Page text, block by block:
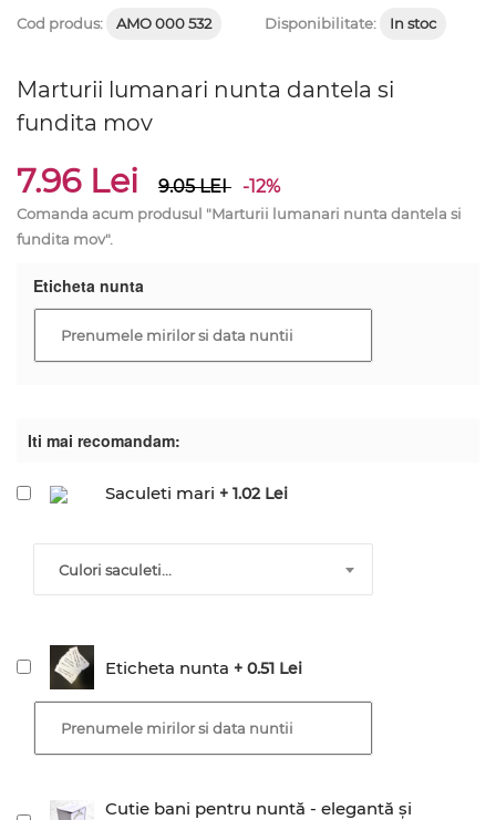
Cod produs: AMO 000 532 Disponibilitate: In stoc
Marturii lumanari nunta dantela si
fundita mov
7.96 Lei 9.05LEI -12%
Comanda acum produsul "Marturii lumanari nunta dantela si
fundita mov".
Eticheta nunta
Iti mai recomandam:
Saculeti mari + 1.02 Lei
Culori saculeti...
Eticheta nunta + 0.51 Lei
Cutie bani pentru nuntă - elegantă și